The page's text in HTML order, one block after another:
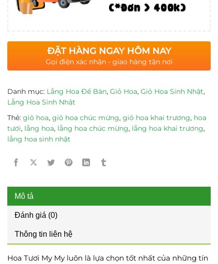
ĐẶT HÀNG NGAY HÔM NAY
Gọi điện xác nhận - giao hàng tận nơi
Danh mục: Lẵng Hoa Để Bàn, Giỏ Hoa, Giỏ Hoa Sinh Nhật,
Lẵng Hoa Sinh Nhật
Thẻ: giỏ hoa, giỏ hoa chúc mừng, giỏ hoa khai trương, hoa
tươi, lẵng hoa, lẵng hoa chúc mừng, lẵng hoa khai trương,
lẵng hoa sinh nhật
Mô tả
Đánh giá (0)
Thông tin liên hệ
Hoa Tươi My My luôn là lựa chọn tốt nhất của những tín